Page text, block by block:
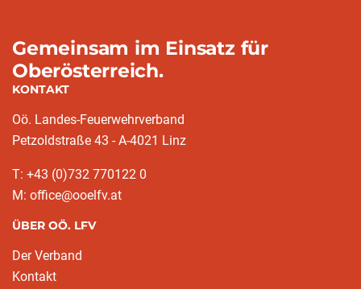
Gemeinsam im Einsatz für
Oberösterreich.
KONTAKT
Oö. Landes-Feuerwehrverband
Petzoldstraße 43 - A-4021 Linz
T: +43 (0)732 770122 0
M: office@ooelfv.at
ÜBER OÖ. LFV
Der Verband
Kontakt